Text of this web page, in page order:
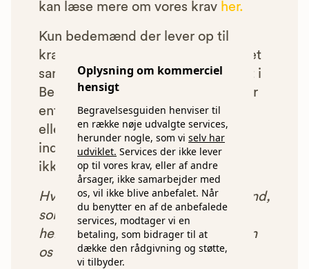
Oplysning om kommerciel
hensigt
Begravelsesguiden henviser til
en række nøje udvalgte services,
herunder nogle, som vi selv har
udviklet. Services der ikke lever
op til vores krav, eller af andre
årsager, ikke samarbejder med
os, vil ikke blive anbefalet. Når
du benytter en af de anbefalede
services, modtager vi en
betaling, som bidrager til at
dække den rådgivning og støtte,
vi tilbyder.
kan læse mere om vores krav her.
Kun bedemænd der lever op til
kravene har mulighed for at indgå et
samarbejde med os om at blive vist i
Begravelsesguiden. Bedemænd der
enten ikke lever op til vores krav,
eller som af andre årsager ikke har
indgået et samarbejde med os, vil
ikke blive vist i vores anbefalinger.
Hver gang du benytter en bedemand,
som vi har godkendt, anbefalet og
henvist dig til, betaler bedemanden
os et beløb for denne henvisning.